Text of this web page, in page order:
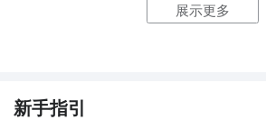
添加光效、模糊背景还是调整色彩饱
用，它提供了各种美容和美化工具，
展示更多
新手指引